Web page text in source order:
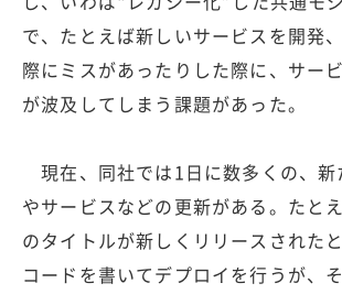
で、たとえば新しいサービスを開発
際にミスがあったりした際に、サー
が波及してしまう課題があった。
現在、同社では1日に数多くの、新
やサービスなどの更新がある。たと
のタイトルが新しくリリースされた
コードを書いてデプロイを行うが、